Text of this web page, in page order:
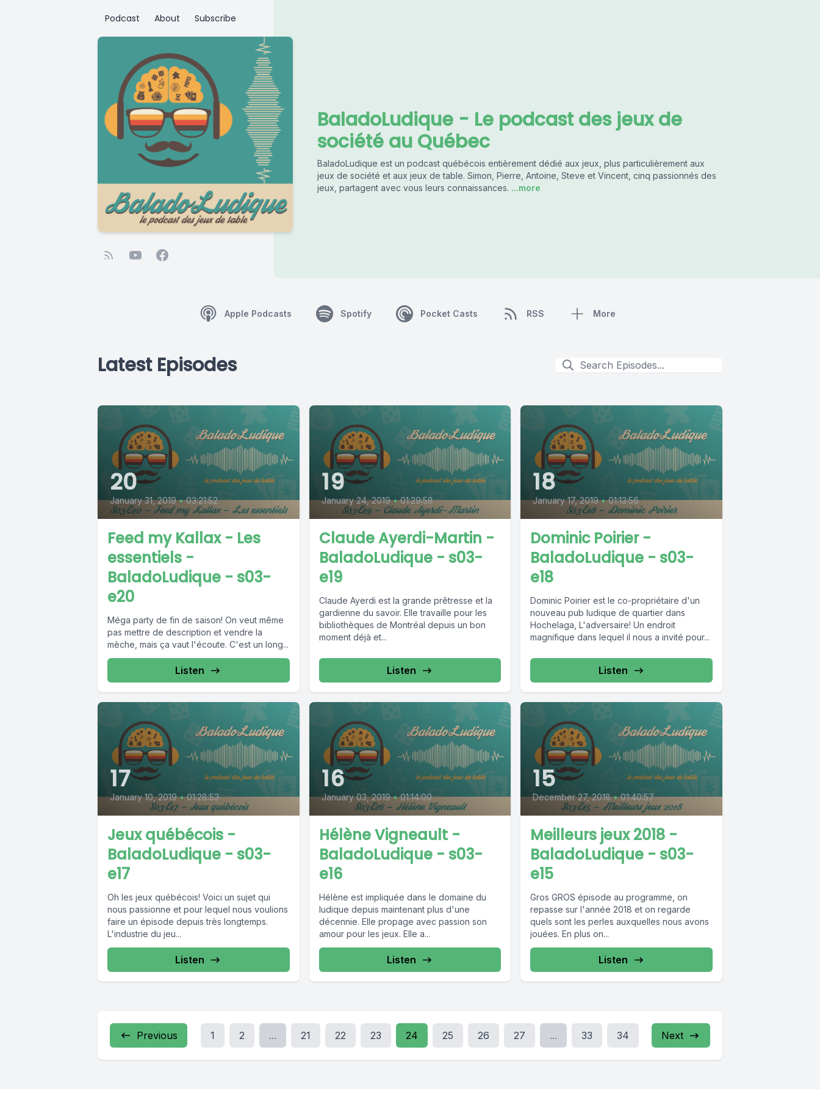
Podcast About Subscribe
BaladoLudique - Le podcast des jeux de
société au Québec
BaladoLudique est un podcast québécois entièrement dédié aux jeux, plus particulièrement aux
jeux de société et aux jeux de table. Simon, Pierre, Antoine, Steve et Vincent, cinq passionnés des
jeux, partagent avec vous leurs connaissances. ...more
Apple Podcasts Spotify Pocket Casts RSS More
Latest Episodes
20
January 31, 2019 • 03:21:52
Feed my Kallax - Les
essentiels -
BaladoLudique - s03-
e20
Méga party de fin de saison! On veut même
pas mettre de description et vendre la
mèche, mais ça vaut l'écoute. C'est un long...
Listen
19
January 24, 2019 • 01:29:58
Claude Ayerdi-Martin -
BaladoLudique - s03-
e19
Claude Ayerdi est la grande prêtresse et la
gardienne du savoir. Elle travaille pour les
bibliothèques de Montréal depuis un bon
moment déjà et...
Listen
18
January 17, 2019 • 01:13:56
Dominic Poirier -
BaladoLudique - s03-
e18
Dominic Poirier est le co-propriétaire d'un
nouveau pub ludique de quartier dans
Hochelaga, L'adversaire! Un endroit
magnifique dans lequel il nous a invité pour...
Listen
17
January 10, 2019 • 01:28:53
Jeux québécois -
BaladoLudique - s03-
e17
Oh les jeux québécois! Voici un sujet qui
nous passionne et pour lequel nous voulions
faire un épisode depuis très longtemps.
L'industrie du jeu...
Listen
16
January 03, 2019 • 01:14:00
Hélène Vigneault -
BaladoLudique - s03-
e16
Hélène est impliquée dans le domaine du
ludique depuis maintenant plus d'une
décennie. Elle propage avec passion son
amour pour les jeux. Elle a...
Listen
15
December 27, 2018 • 01:40:57
Meilleurs jeux 2018 -
BaladoLudique - s03-
e15
Gros GROS épisode au programme, on
repasse sur l'année 2018 et on regarde
quels sont les perles auxquelles nous avons
jouées. En plus on...
Listen
Previous 1 2 ... 21 22 23 24 25 26 27 ... 33 34 Next